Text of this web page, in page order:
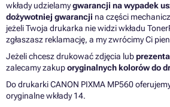
wkłady udzielamygwarancji na wypadek
dożywotniej gwarancji na części
jeżeli Twoja drukarka nie widzi wkładu
zgłaszasz reklamację, a my zwrócimy Ci
Jeżeli chcesz drukować zdjęcia lub
zalecamy zakuporyginalnych kolorów do
Do drukarki CANON PIXMA MP560
oryginalne wkłady 14.